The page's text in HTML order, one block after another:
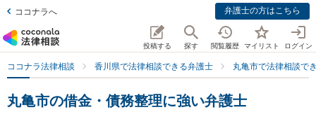
ココナラへ 弁護士の方はこちら
投稿する 探す 閲覧履歴 マイリスト ログイン
ココナラ法律相談 香川県で法律相談できる弁護士 丸亀市で法律相談で
丸亀市の借金・債務整理に強い弁護士